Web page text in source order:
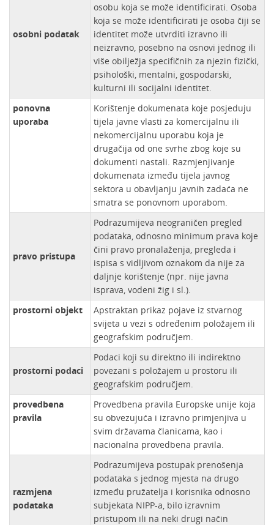
osobni podatak
osobu koja se može identificirati. Osoba
koja se može identificirati je osoba čiji se
identitet može utvrditi izravno ili
neizravno, posebno na osnovi jednog ili
više obilježja specifičnih za njezin fizički,
psihološki, mentalni, gospodarski,
kulturni ili socijalni identitet.
ponovna
uporaba
Korištenje dokumenata koje posjeduju
tijela javne vlasti za komercijalnu ili
nekomercijalnu uporabu koja je
drugačija od one svrhe zbog koje su
dokumenti nastali. Razmjenjivanje
dokumenata između tijela javnog
sektora u obavljanju javnih zadaća ne
smatra se ponovnom uporabom.
pravo pristupa
Podrazumijeva neograničen pregled
podataka, odnosno minimum prava koje
čini pravo pronalaženja, pregleda i
ispisa s vidljivom oznakom da nije za
daljnje korištenje (npr. nije javna
isprava, vodeni žig i sl.).
prostorni objekt
Apstraktan prikaz pojave iz stvarnog
svijeta u vezi s određenim položajem ili
geografskim područjem.
prostorni podaci
Podaci koji su direktno ili indirektno
povezani s položajem u prostoru ili
geografskim područjem.
provedbena
pravila
Provedbena pravila Europske unije koja
su obvezujuća i izravno primjenjiva u
svim državama članicama, kao i
nacionalna provedbena pravila.
razmjena
podataka
Podrazumijeva postupak prenošenja
podataka s jednog mjesta na drugo
između pružatelja i korisnika odnosno
subjekata NIPP-a, bilo izravnim
pristupom ili na neki drugi način